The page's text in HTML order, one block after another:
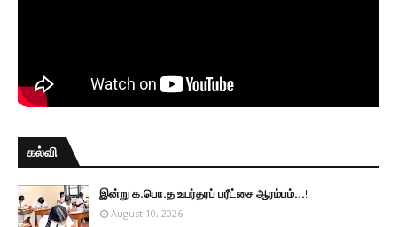
கல்வி
இன்று க.பொ.த உயர்தரப் பரீட்சை ஆரம்பம்...!
August 10, 2026